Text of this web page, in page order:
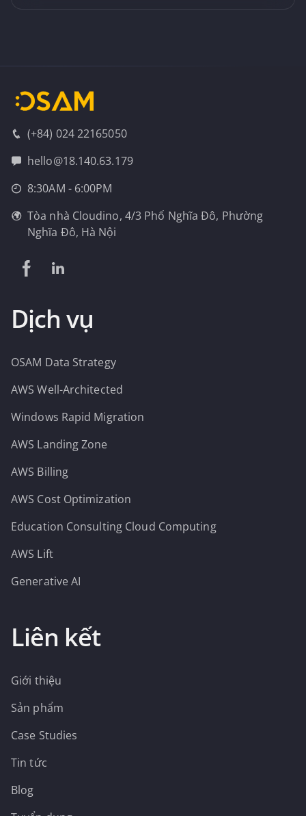
(+84) 024 22165050
hello@18.140.63.179
8:30AM - 6:00PM
Tòa nhà Cloudino, 4/3 Phố Nghĩa Đô, Phường
Nghĩa Đô, Hà Nội
Dịch vụ
OSAM Data Strategy
AWS Well-Architected
Windows Rapid Migration
AWS Landing Zone
AWS Billing
AWS Cost Optimization
Education Consulting Cloud Computing
AWS Lift
Generative AI
Liên kết
Giới thiệu
Sản phẩm
Case Studies
Tin tức
Blog